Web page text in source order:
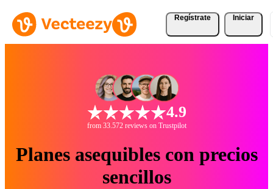
Regístrate Iniciar
4.9
from 33.572 reviews on Trustpilot
Planes asequibles con precios
sencillos